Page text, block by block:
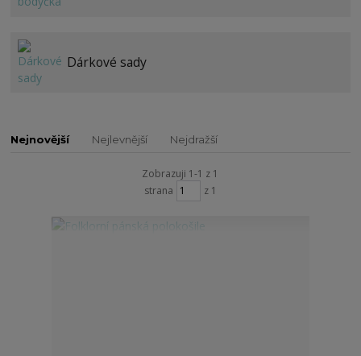
Dárkové sady
Nejnovější Nejlevnější Nejdražší
Zobrazuji 1-1 z 1
strana
z 1